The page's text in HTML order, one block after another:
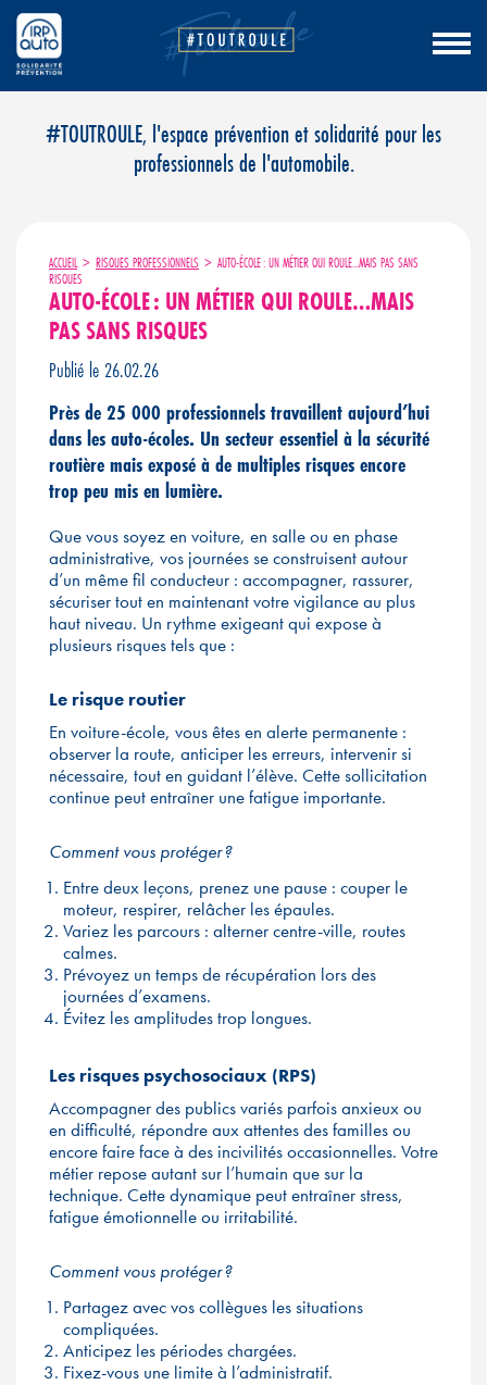
#TOUTROULE, l'espace prévention et solidarité pour les
professionnels de l'automobile.
ACCUEIL > RISQUES PROFESSIONNELS > AUTO-ÉCOLE : UN MÉTIER QUI ROULE…MAIS PAS SANS
RISQUES
AUTO-ÉCOLE : UN MÉTIER QUI ROULE…MAIS
PAS SANS RISQUES
Publié le 26.02.26
Près de 25 000 professionnels travaillent aujourd’hui
dans les auto-écoles. Un secteur essentiel à la sécurité
routière mais exposé à de multiples risques encore
trop peu mis en lumière.
Que vous soyez en voiture, en salle ou en phase
administrative, vos journées se construisent autour
d’un même fil conducteur : accompagner, rassurer,
sécuriser tout en maintenant votre vigilance au plus
haut niveau. Un rythme exigeant qui expose à
plusieurs risques tels que :
Le risque routier
En voiture-école, vous êtes en alerte permanente :
observer la route, anticiper les erreurs, intervenir si
nécessaire, tout en guidant l’élève. Cette sollicitation
continue peut entraîner une fatigue importante.
Comment vous protéger ?
Entre deux leçons, prenez une pause : couper le
moteur, respirer, relâcher les épaules.
Variez les parcours : alterner centre-ville, routes
calmes.
Prévoyez un temps de récupération lors des
journées d’examens.
Évitez les amplitudes trop longues.
Les risques psychosociaux (RPS)
Accompagner des publics variés parfois anxieux ou
en difficulté, répondre aux attentes des familles ou
encore faire face à des incivilités occasionnelles. Votre
métier repose autant sur l’humain que sur la
technique. Cette dynamique peut entraîner stress,
fatigue émotionnelle ou irritabilité.
Comment vous protéger ?
Partagez avec vos collègues les situations
compliquées.
Anticipez les périodes chargées.
Fixez-vous une limite à l’administratif.